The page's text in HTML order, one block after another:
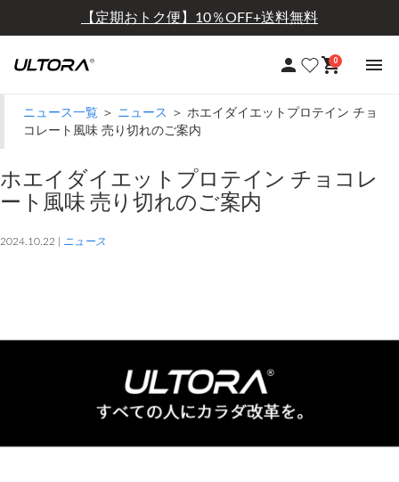
ニュース一覧 ＞ ニュース
＞ ホエイダイエットプロテイン チョ
コレート風味 売り切れのご案内
ホエイダイエットプロテイン チョコレ
ート風味 売り切れのご案内
2024.10.22 | ニュース
【定期おトク便】10％OFF+送料無料
0